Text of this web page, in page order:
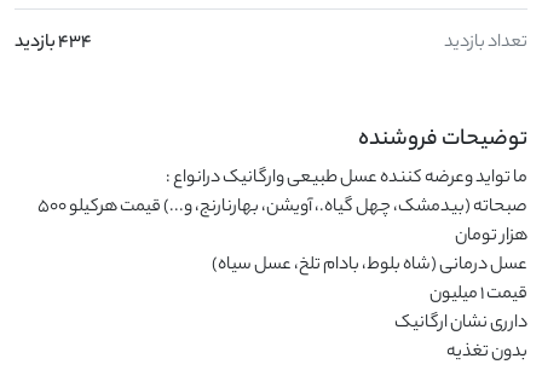
تعداد بازدید 434 بازدید
توضیحات فروشنده
بدون تغذیه